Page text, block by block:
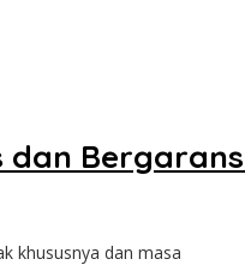
dan
khususnya dan masa